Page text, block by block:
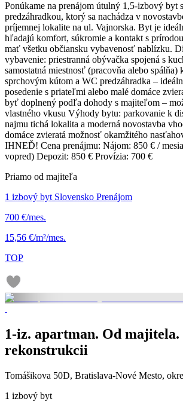
Ponúkame na prenájom útulný 1,5-izbový byt
predzáhradkou, ktorý sa nachádza v
príjemnej lokalite na ul. Vajnorska. Byt je
hľadajú komfort, súkromie a kontakt s
mať všetku občiansku vybavenosť nablízku.
vybavenie: priestranná obývačka spojená s
samostatná miestnosť (pracovňa alebo spálňa)
sprchovým kútom a WC predzáhradka –
posedenie s priateľmi alebo malé domáce
byť doplnený podľa dohody s majiteľom –
vlastného vkusu Výhody bytu: parkovanie k
najmu tichá lokalita a moderná novostavba
domáce zvieratá možnosť okamžitého
IHNEĎ! Cena prenájmu: Nájom: 850 € /
vopred) Depozit: 850 € Provízia: 700 €
Priamo od majiteľa
1 izbový byt Slovensko Prenájom
700 €/mes.
15,56 €/m²/mes.
TOP
1-iz. apartman. Od majitela.
rekonstrukcii
Tomášikova 50D, Bratislava-Nové Mesto,
1 izbový byt